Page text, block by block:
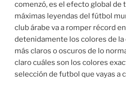
comenzó, es el efecto global de
máximas leyendas del fútbol
club árabe va a romper récord
detenidamente los colores de la
más claros o oscuros de lo
claro cuáles son los colores
selección de futbol que vayas a